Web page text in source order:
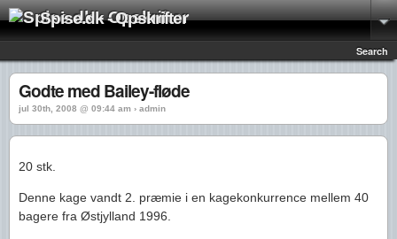
Spise.dk - Opskrifter
Search
Godte med Bailey-fløde
jul 30th, 2008 @ 09:44 am › admin
20 stk.
Denne kage vandt 2. præmie i en kagekonkurrence mellem 40
bagere fra Østjylland 1996.